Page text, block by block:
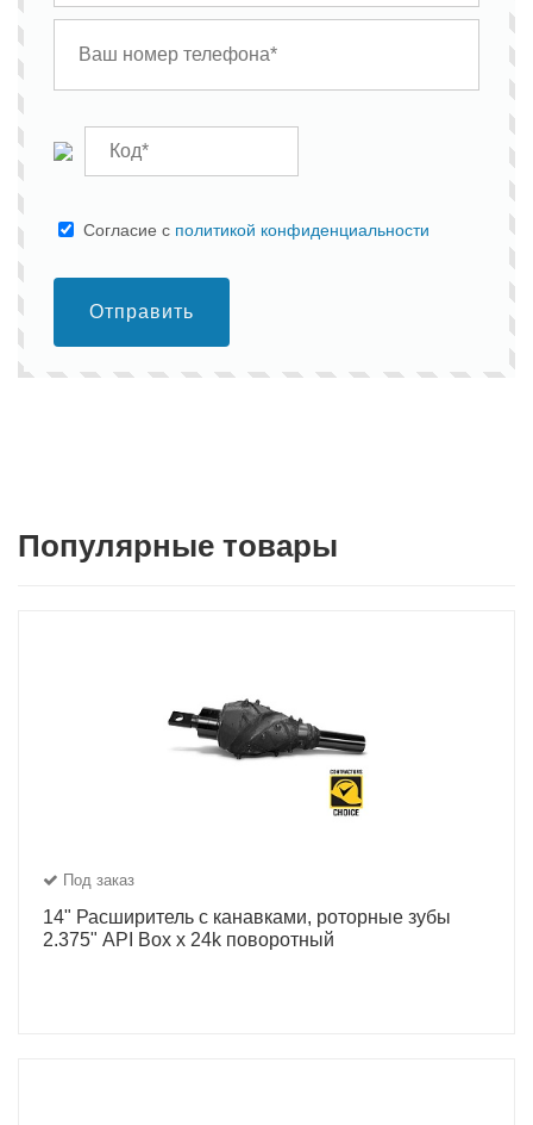
Cогласие с политикой конфиденциальности
Отправить
Популярные товары
Под заказ
14" Расширитель с канавками, роторные зубы
2.375" API Box x 24k поворотный